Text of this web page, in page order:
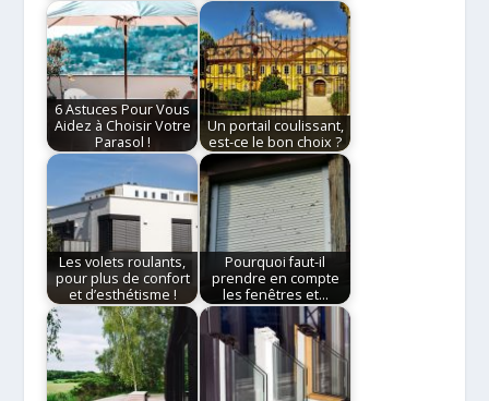
6 Astuces Pour Vous
Aidez à Choisir Votre
Parasol !
Un portail coulissant,
est-ce le bon choix ?
Les volets roulants,
pour plus de confort
et d’esthétisme !
Pourquoi faut-il
prendre en compte
les fenêtres et…